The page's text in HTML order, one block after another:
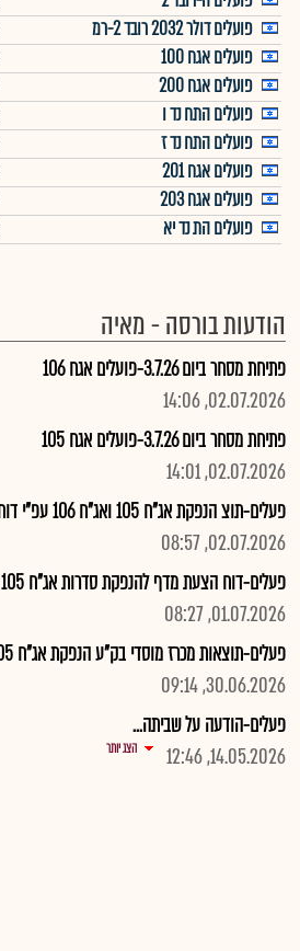
פועלים דולר 2032 רובד 2-רמ
פועלים אגח 100
פועלים אגח 200
פועלים התח נד ו
פועלים התח נד ז
פועלים אגח 201
פועלים אגח 203
פועלים הת נד יא
הודעות בורסה - מאיה
פתיחת מסחר ביום 3.7.26-פועלים אגח 106
02.07.2026, 14:06
פתיחת מסחר ביום 3.7.26-פועלים אגח 105
02.07.2026, 14:01
פעלים-תוצ הנפקת אג"ח 105 ואג"ח 106 עפ"י דוח ה.מדף מ-30.6.26
02.07.2026, 08:57
פעלים-דוח הצעת מדף להנפקת סדרות אג"ח 105 ו-,106 הזמנות 1.7.26
01.07.2026, 08:27
פעלים-תוצאות מכרז מוסדי בק"ע הנפקת אג"ח 105 ו106 לציבור
30.06.2026, 09:14
פעלים-הודעה על שביתה...
14.05.2026, 12:46
הצג יותר